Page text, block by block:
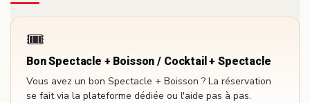
🎟️
Bon Spectacle + Boisson / Cocktail + Spectacle
Vous avez un bon Spectacle + Boisson ? La réservation
se fait via la plateforme dédiée ou l'aide pas à pas.